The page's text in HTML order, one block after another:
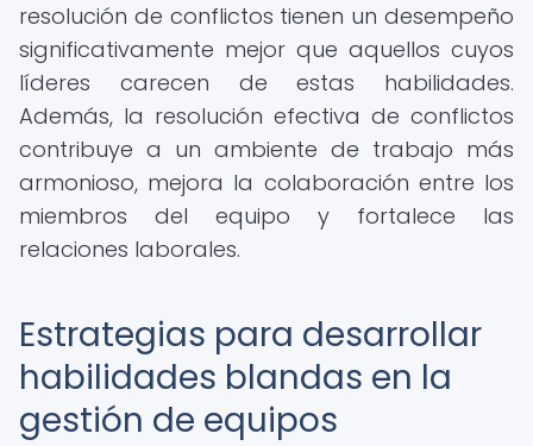
resolución de conflictos tienen un desempeño
significativamente mejor que aquellos cuyos
líderes carecen de estas habilidades.
Además, la resolución efectiva de conflictos
contribuye a un ambiente de trabajo más
armonioso, mejora la colaboración entre los
miembros del equipo y fortalece las
relaciones laborales.
Estrategias para desarrollar
habilidades blandas en la
gestión de equipos